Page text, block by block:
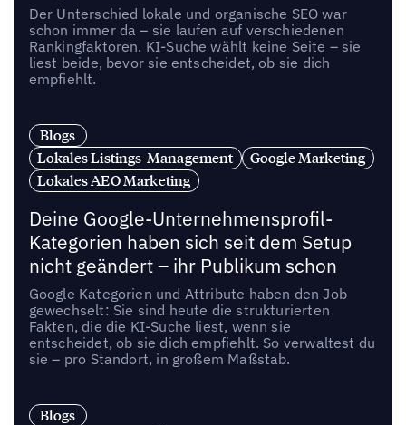
Der Unterschied lokale und organische SEO war
schon immer da – sie laufen auf verschiedenen
Rankingfaktoren. KI-Suche wählt keine Seite – sie
liest beide, bevor sie entscheidet, ob sie dich
empfiehlt.
Blogs
Lokales Listings-Management
Google Marketing
Lokales AEO Marketing
Deine Google-Unternehmensprofil-
Kategorien haben sich seit dem Setup
nicht geändert – ihr Publikum schon
Google Kategorien und Attribute haben den Job
gewechselt: Sie sind heute die strukturierten
Fakten, die die KI-Suche liest, wenn sie
entscheidet, ob sie dich empfiehlt. So verwaltest du
sie – pro Standort, in großem Maßstab.
Blogs